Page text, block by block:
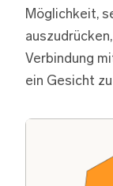
Möglichkeit,
Verbindung
ein Gesicht